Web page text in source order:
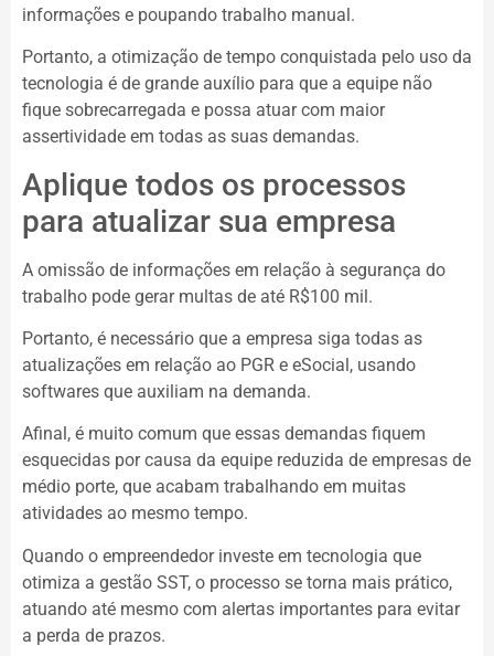
informações e poupando trabalho manual.
Portanto, a otimização de tempo conquistada pelo uso da
tecnologia é de grande auxílio para que a equipe não
fique sobrecarregada e possa atuar com maior
assertividade em todas as suas demandas.
Aplique todos os processos
para atualizar sua empresa
A omissão de informações em relação à segurança do
trabalho pode gerar multas de até R$100 mil.
Portanto, é necessário que a empresa siga todas as
atualizações em relação ao PGR e eSocial, usando
softwares que auxiliam na demanda.
Afinal, é muito comum que essas demandas fiquem
esquecidas por causa da equipe reduzida de empresas de
médio porte, que acabam trabalhando em muitas
atividades ao mesmo tempo.
Quando o empreendedor investe em tecnologia que
otimiza a gestão SST, o processo se torna mais prático,
atuando até mesmo com alertas importantes para evitar
a perda de prazos.